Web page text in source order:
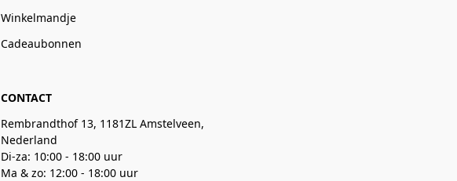
Winkelmandje
Cadeaubonnen
CONTACT
Rembrandthof 13, 1181ZL Amstelveen,
Nederland
Di-za: 10:00 - 18:00 uur
Ma & zo: 12:00 - 18:00 uur